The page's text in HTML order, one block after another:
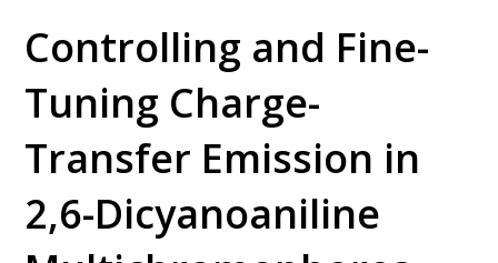
Controlling and Fine-
Tuning Charge-
Transfer Emission in
2,6-Dicyanoaniline